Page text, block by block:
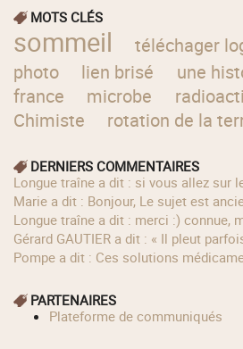
MOTS CLÉS
sommeil
téléchager
photo
lien brisé
une
france
microbe
Chimiste
rotation de la
DERNIERS COMMENTAIRES
longue traîne a dit : si vous allez sur
Marie a dit : Bonjour, Le sujet est
longue traîne a dit : merci :) connue,
Gérard GAUTIER a dit : « Il pleut
Pompe a dit : Ces solutions
PARTENAIRES
Plateforme de communiqués